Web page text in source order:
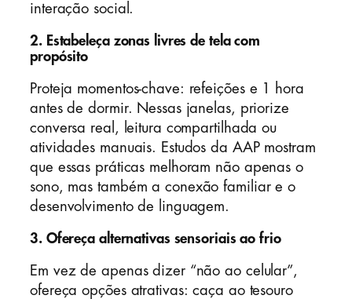
interação social.
2. Estabeleça zonas livres de tela com
propósito
Proteja momentos-chave: refeições e 1 hora
antes de dormir. Nessas janelas, priorize
conversa real, leitura compartilhada ou
atividades manuais. Estudos da AAP mostram
que essas práticas melhoram não apenas o
sono, mas também a conexão familiar e o
desenvolvimento de linguagem.
3. Ofereça alternativas sensoriais ao frio
Em vez de apenas dizer “não ao celular”,
ofereça opções atrativas: caça ao tesouro